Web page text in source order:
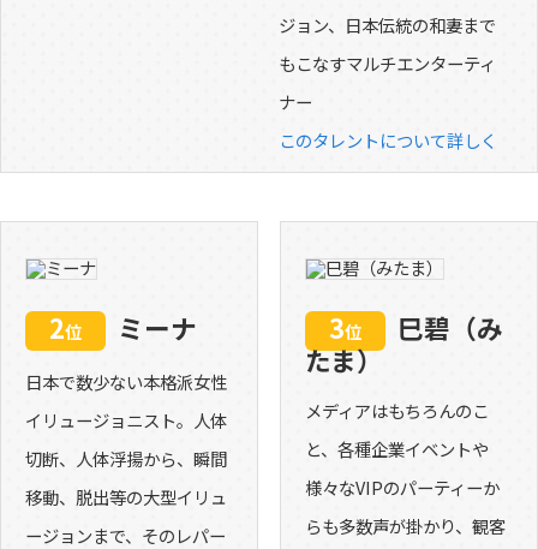
ジョン、日本伝統の和妻まで
もこなすマルチエンターティ
ナー
このタレントについて詳しく
2位 ミーナ
日本で数少ない本格派女性
イリュージョニスト。人体
切断、人体浮揚から、瞬間
移動、脱出等の大型イリュ
ージョンまで、そのレパー
3位
巳碧（み
たま）
メディアはもちろんのこ
と、各種企業イベントや
様々なVIPのパーティーか
らも多数声が掛かり、観客